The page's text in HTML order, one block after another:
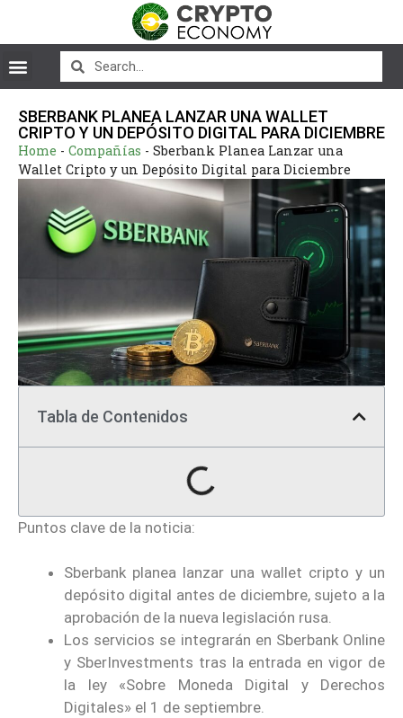
SBERBANK PLANEA LANZAR UNA WALLET
CRIPTO Y UN DEPÓSITO DIGITAL PARA DICIEMBRE
Home - Compañías - Sberbank Planea Lanzar una
Wallet Cripto y un Depósito Digital para Diciembre
Tabla de Contenidos
Puntos clave de la noticia:
Sberbank planea lanzar una wallet cripto y un
depósito digital antes de diciembre, sujeto a la
aprobación de la nueva legislación rusa.
Los servicios se integrarán en Sberbank Online
y SberInvestments tras la entrada en vigor de
la ley «Sobre Moneda Digital y Derechos
Digitales» el 1 de septiembre.